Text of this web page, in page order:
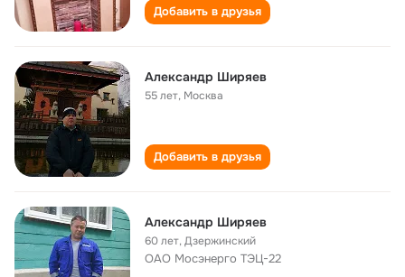
Добавить в друзья
Александр Ширяев
55 лет, Москва
Добавить в друзья
Александр Ширяев
60 лет,Дзержинский
ОАО Мосэнерго ТЭЦ-22